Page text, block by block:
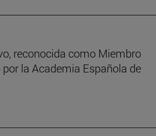
reconocida como Miembro
la Academia Española de